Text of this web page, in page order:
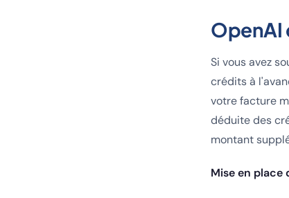
OpenAI
Si vous avez
crédits à
votre facture
déduite des
montant
Mise en place